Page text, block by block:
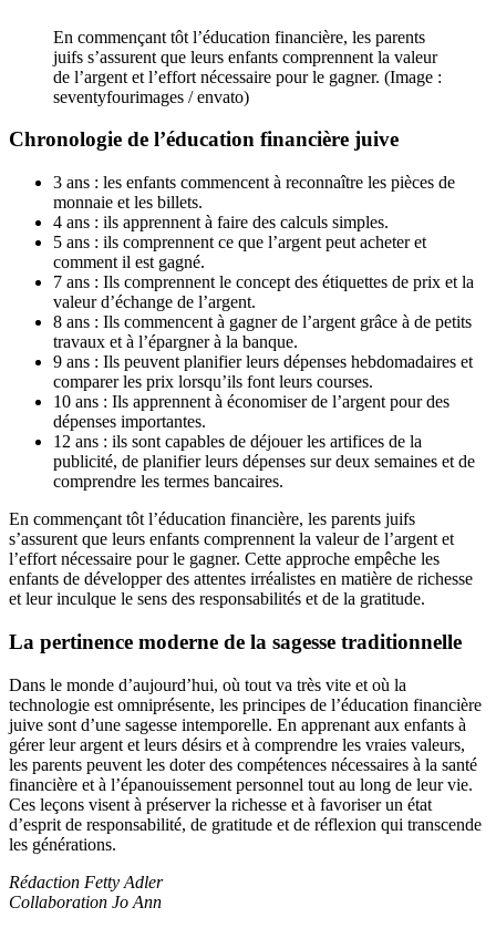
En commençant tôt l’éducation financière, les parents
juifs s’assurent que leurs enfants comprennent la valeur
de l’argent et l’effort nécessaire pour le gagner. (Image :
seventyfourimages / envato)
Chronologie de l’éducation financière juive
3 ans : les enfants commencent à reconnaître les pièces de
monnaie et les billets.
4 ans : ils apprennent à faire des calculs simples.
5 ans : ils comprennent ce que l’argent peut acheter et
comment il est gagné.
7 ans : Ils comprennent le concept des étiquettes de prix et la
valeur d’échange de l’argent.
8 ans : Ils commencent à gagner de l’argent grâce à de petits
travaux et à l’épargner à la banque.
9 ans : Ils peuvent planifier leurs dépenses hebdomadaires et
comparer les prix lorsqu’ils font leurs courses.
10 ans : Ils apprennent à économiser de l’argent pour des
dépenses importantes.
12 ans : ils sont capables de déjouer les artifices de la
publicité, de planifier leurs dépenses sur deux semaines et de
comprendre les termes bancaires.
En commençant tôt l’éducation financière, les parents juifs
s’assurent que leurs enfants comprennent la valeur de l’argent et
l’effort nécessaire pour le gagner. Cette approche empêche les
enfants de développer des attentes irréalistes en matière de richesse
et leur inculque le sens des responsabilités et de la gratitude.
La pertinence moderne de la sagesse traditionnelle
Dans le monde d’aujourd’hui, où tout va très vite et où la
technologie est omniprésente, les principes de l’éducation financière
juive sont d’une sagesse intemporelle. En apprenant aux enfants à
gérer leur argent et leurs désirs et à comprendre les vraies valeurs,
les parents peuvent les doter des compétences nécessaires à la santé
financière et à l’épanouissement personnel tout au long de leur vie.
Ces leçons visent à préserver la richesse et à favoriser un état
d’esprit de responsabilité, de gratitude et de réflexion qui transcende
les générations.
Rédaction Fetty Adler
Collaboration Jo Ann